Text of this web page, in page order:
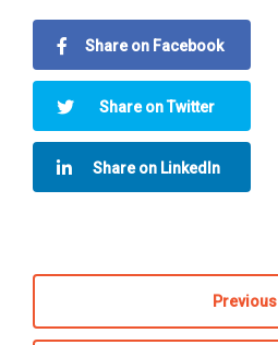
Share on Facebook
Share on Twitter
Share on LinkedIn
Previous